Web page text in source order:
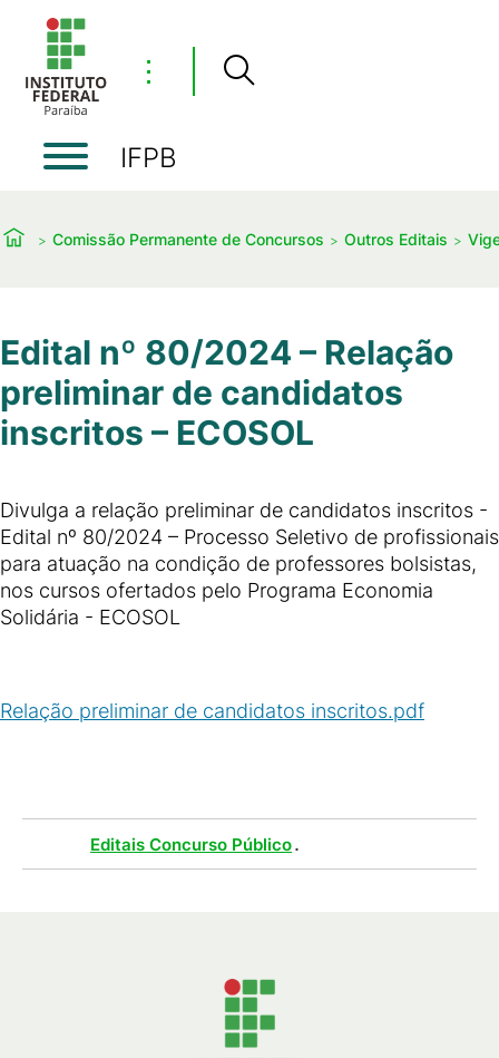
⋮
IFPB
Comissão Permanente de Concursos Outros Editais
Edital nº 80/2024 – Relação
preliminar de candidatos
inscritos – ECOSOL
Divulga a relação preliminar de candidatos inscritos -
Edital nº 80/2024 – Processo Seletivo de profissionais
para atuação na condição de professores bolsistas,
nos cursos ofertados pelo Programa Economia
Solidária - ECOSOL
Relação preliminar de candidatos inscritos.pdf
Editais Concurso Público.